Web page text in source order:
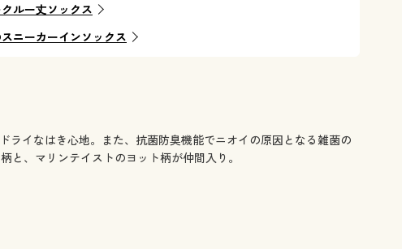
ルー丈ソックス
ニーカーインソックス
ライなはき心地。また、抗菌防臭機能でニオイの原因となる雑菌の
、マリンテイストのヨット柄が仲間入り。